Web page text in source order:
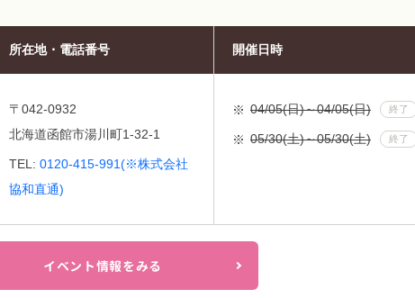
所在地・電話番号
〒042-0932
北海道函館市湯川町1-32-1
TEL: 0120-415-991(※株式会社
協和直通)
開催日時
04/05(日)～04/05(日) 終了
05/30(土)～05/30(土) 終了
イベント情報をみる